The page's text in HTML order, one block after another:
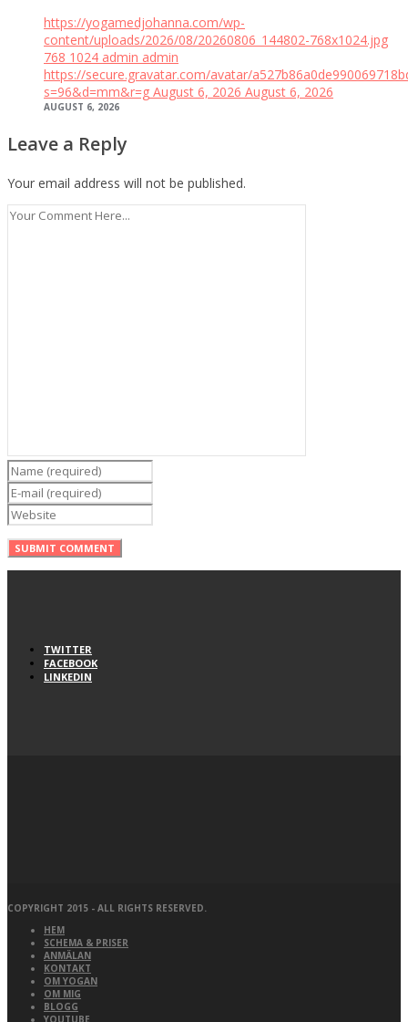
https://yogamedjohanna.com/wp-
content/uploads/2026/08/20260806_144802-768x1024.jpg
768 1024 admin admin
https://secure.gravatar.com/avatar/
s=96&d=mm&r=g August 6, 2026 August 6, 2026
AUGUST 6, 2026
Leave a Reply
Your email address will not be published.
TWITTER
FACEBOOK
LINKEDIN
COPYRIGHT 2015 - ALL RIGHTS RESERVED.
HEM
SCHEMA & PRISER
ANMÄLAN
KONTAKT
OM YOGAN
OM MIG
BLOGG
YOUTUBE